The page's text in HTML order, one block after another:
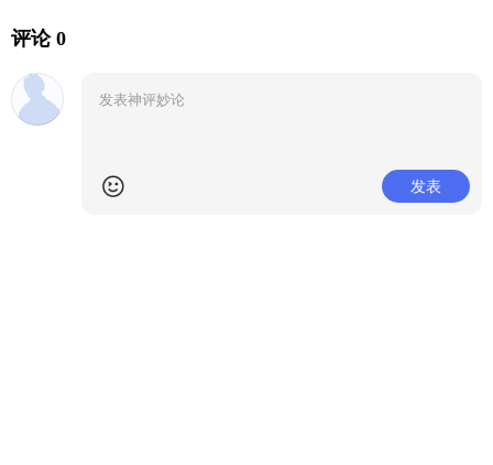
评论 0
发表